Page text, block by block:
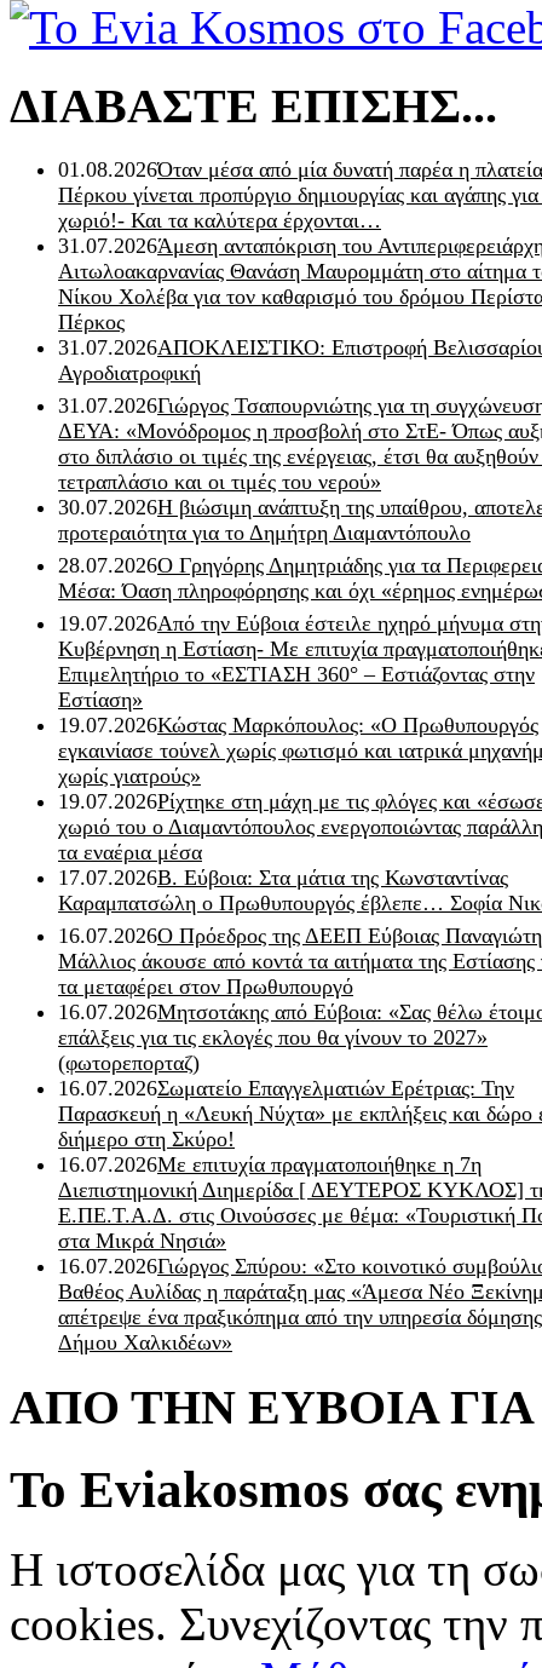
ΔΙΑΒΑΣΤΕ ΕΠΙΣΗΣ...
01.08.2026Όταν μέσα από μία δυνατή παρέα η
Πέρκου γίνεται προπύργιο δημιουργίας και αγάπης
χωριό!- Και τα καλύτερα έρχονται…
31.07.2026Άμεση ανταπόκριση του
Αιτωλοακαρνανίας Θανάση Μαυρομμάτη στο αίτημα
Νίκου Χολέβα για τον καθαρισμό του δρόμου
Πέρκος
31.07.2026ΑΠΟΚΛΕΙΣΤΙΚΟ: Επιστροφή
Αγροδιατροφική
31.07.2026Γιώργος Τσαπουρνιώτης για τη
ΔΕΥΑ: «Μονόδρομος η προσβολή στο ΣτΕ- Όπως
στο διπλάσιο οι τιμές της ενέργειας, έτσι θα
τετραπλάσιο και οι τιμές του νερού»
30.07.2026Η βιώσιμη ανάπτυξη της υπαίθρου,
προτεραιότητα για το Δημήτρη Διαμαντόπουλο
28.07.2026Ο Γρηγόρης Δημητριάδης για τα
Μέσα: Όαση πληροφόρησης και όχι «έρημος
19.07.2026Από την Εύβοια έστειλε ηχηρό μήνυμα
Κυβέρνηση η Εστίαση- Με επιτυχία
Επιμελητήριο το «ΕΣΤΙΑΣΗ 360° – Εστιάζοντας στην
Εστίαση»
19.07.2026Κώστας Μαρκόπουλος: «Ο Πρωθυπουργός
εγκαινίασε τούνελ χωρίς φωτισμό και ιατρικά
χωρίς γιατρούς»
19.07.2026Ρίχτηκε στη μάχη με τις φλόγες και
χωριό του ο Διαμαντόπουλος ενεργοποιώντας
τα εναέρια μέσα
17.07.2026Β. Εύβοια: Στα μάτια της Κωνσταντίνας
Καραμπατσώλη ο Πρωθυπουργός έβλεπε… Σοφία
16.07.2026Ο Πρόεδρος της ΔΕΕΠ Εύβοιας
Μάλλιος άκουσε από κοντά τα αιτήματα της Εστίασης
τα μεταφέρει στον Πρωθυπουργό
16.07.2026Μητσοτάκης από Εύβοια: «Σας θέλω
επάλξεις για τις εκλογές που θα γίνουν το 2027»
(φωτορεπορταζ)
16.07.2026Σωματείο Επαγγελματιών Ερέτριας: Την
Παρασκευή η «Λευκή Νύχτα» με εκπλήξεις και δώρο
διήμερο στη Σκύρο!
16.07.2026Με επιτυχία πραγματοποιήθηκε η 7η
Διεπιστημονική Διημερίδα [ ΔEYΤΕΡΟΣ ΚΥΚΛΟΣ]
Ε.ΠΕ.Τ.Α.Δ. στις Οινούσσες με θέμα: «Τουριστική
στα Μικρά Νησιά»
16.07.2026Γιώργος Σπύρου: «Στο κοινοτικό
Βαθέος Αυλίδας η παράταξη μας «Άμεσα Νέο
απέτρεψε ένα πραξικόπημα από την υπηρεσία
Δήμου Χαλκιδέων»
ΑΠΟ ΤΗΝ ΕΥΒΟΙΑ
Το Eviakosmos σας
Η ιστοσελίδα μας για τη
cookies. Συνεχίζοντας την